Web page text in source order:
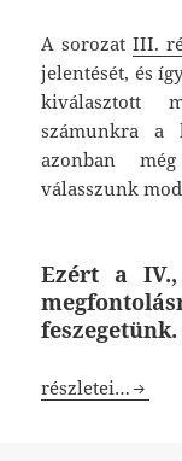
A sorozat III.
jelentését, és
kiválasztott
számunkra a
azonban
válasszunk
Ezért a
feszegetünk.
Hogyan
részletei…